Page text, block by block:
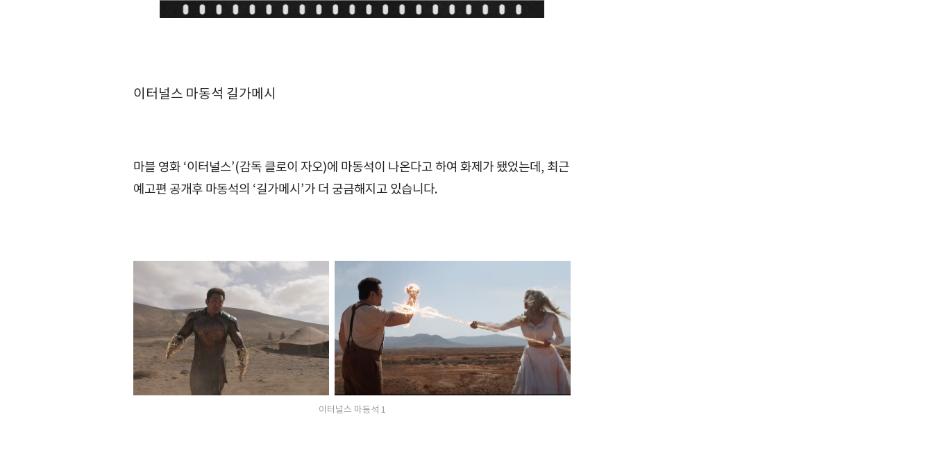
이터널스 마동석 길가메시
마블 영화 ‘이터널스’(감독 클로이 자오)에 마동석이 나온다고 하여 화제가 됐었는데, 최근
예고편 공개후 마동석의 ‘길가메시’가 더 궁금해지고 있습니다.
이터널스 마동석 1